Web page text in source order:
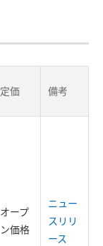
定価 備考
オープ
ン価格
ニュー
スリリ
ース